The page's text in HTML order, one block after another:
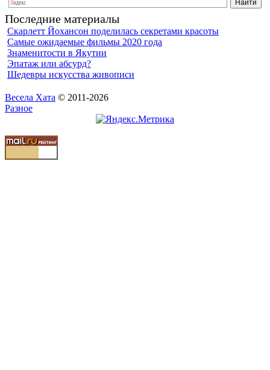
Последние материалы
Скарлетт Йохансон поделилась секретами красоты
Самые ожидаемые фильмы 2020 года
Знаменитости в Якутии
Эпатаж или абсурд?
Шедевры искусства живописи
Весела Хата © 2011-2026
Разное